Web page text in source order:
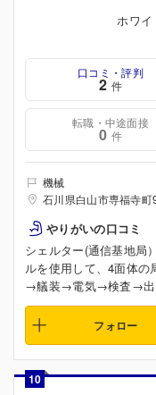
ホワイ
口コミ・評判
2 件
転職・中途面接
0 件
機械
石川県白山市専福寺町
やりがいの口コミ
シェルター(通信基地局
ルを使用して、4面体
→艤装→電気→検査→
フォロー
10